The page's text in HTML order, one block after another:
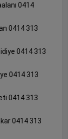
0414
0414 313
0414 313
0414 313
0414 313
0414 313